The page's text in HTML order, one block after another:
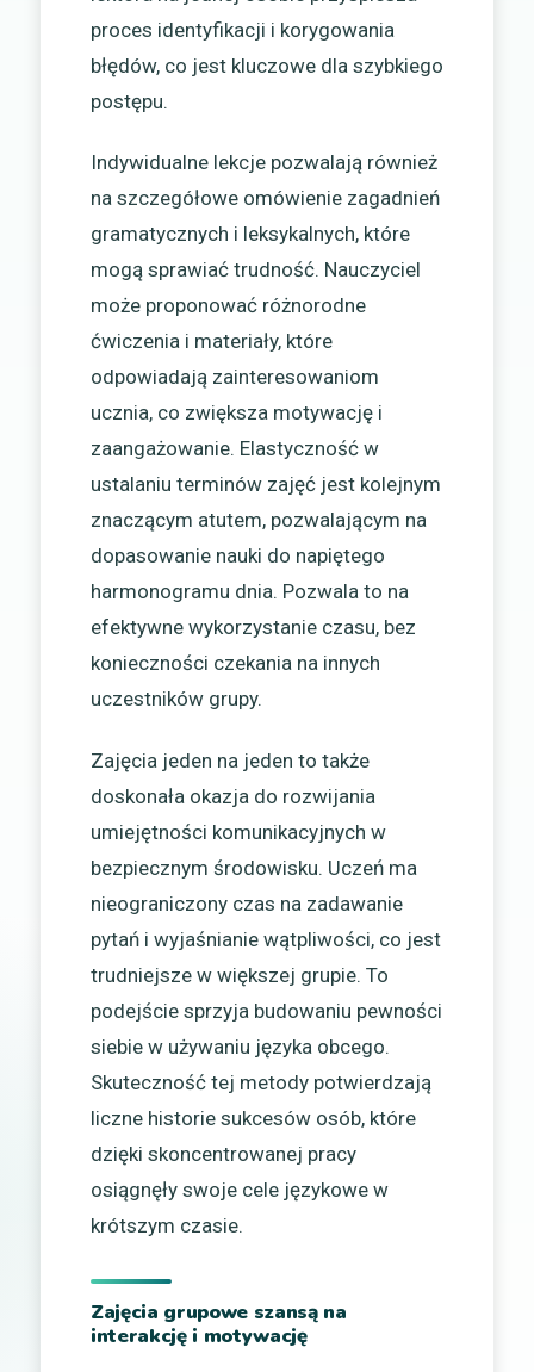
proces identyfikacji i korygowania
błędów, co jest kluczowe dla szybkiego
postępu.
Indywidualne lekcje pozwalają również
na szczegółowe omówienie zagadnień
gramatycznych i leksykalnych, które
mogą sprawiać trudność. Nauczyciel
może proponować różnorodne
ćwiczenia i materiały, które
odpowiadają zainteresowaniom
ucznia, co zwiększa motywację i
zaangażowanie. Elastyczność w
ustalaniu terminów zajęć jest kolejnym
znaczącym atutem, pozwalającym na
dopasowanie nauki do napiętego
harmonogramu dnia. Pozwala to na
efektywne wykorzystanie czasu, bez
konieczności czekania na innych
uczestników grupy.
Zajęcia jeden na jeden to także
doskonała okazja do rozwijania
umiejętności komunikacyjnych w
bezpiecznym środowisku. Uczeń ma
nieograniczony czas na zadawanie
pytań i wyjaśnianie wątpliwości, co jest
trudniejsze w większej grupie. To
podejście sprzyja budowaniu pewności
siebie w używaniu języka obcego.
Skuteczność tej metody potwierdzają
liczne historie sukcesów osób, które
dzięki skoncentrowanej pracy
osiągnęły swoje cele językowe w
krótszym czasie.
Zajęcia grupowe szansą na
interakcję i motywację